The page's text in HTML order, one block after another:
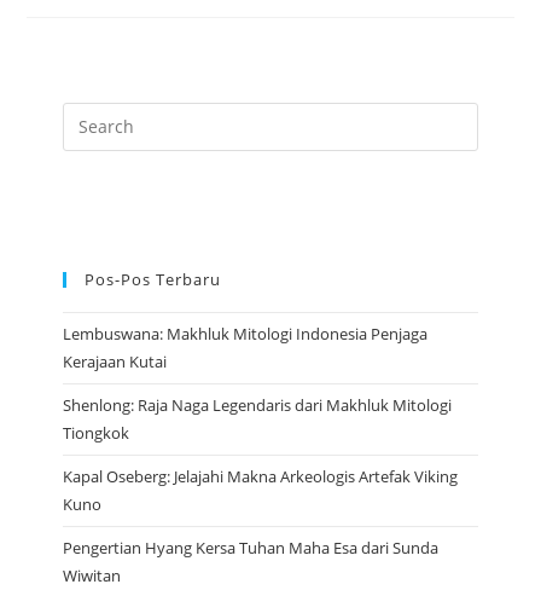
Lalu
Pos-Pos Terbaru
Lembuswana: Makhluk Mitologi Indonesia Penjaga
Kerajaan Kutai
Shenlong: Raja Naga Legendaris dari Makhluk Mitologi
Tiongkok
Kapal Oseberg: Jelajahi Makna Arkeologis Artefak Viking
Kuno
Pengertian Hyang Kersa Tuhan Maha Esa dari Sunda
Wiwitan